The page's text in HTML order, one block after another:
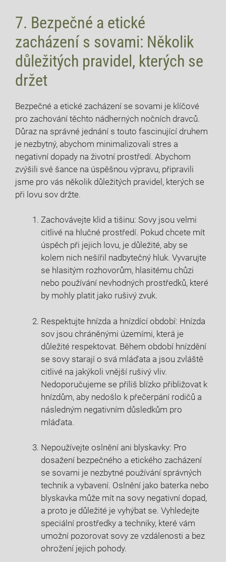
7.⁤ Bezpečné a etické
zacházení s sovami: Několik
důležitých ⁤pravidel, kterých ⁢se
držet
Bezpečné a etické zacházení se sovami‍ je klíčové
pro zachování těchto⁤ nádherných nočních ⁣dravců.
‍Důraz na správné jednání ​s touto fascinující druhem
je nezbytný, abychom minimalizovali stres a​
negativní dopady‌ na životní prostředí. ‌Abychom
zvýšili ⁣své šance na​ úspěšnou ‌výpravu, ‍připravili
jsme​ pro vás několik důležitých pravidel, kterých ‌se
při lovu⁤ sov držte.
Zachovávejte ⁢klid a tišinu: Sovy ⁤jsou velmi​
citlivé na hlučné prostředí. Pokud chcete ‍mít
úspěch při jejich lovu, ‌je důležité, aby ​se
kolem nich nešířil ‍nadbytečný hluk.​ Vyvarujte
‌se hlasitým rozhovorům, hlasitému chůzi
nebo používání nevhodných prostředků, které
⁤by⁤ mohly⁢ platit jako rušivý zvuk.
Respektujte hnízda a ‌hnízdící ⁤období: Hnízda
sov jsou ‍chráněnými územími, která ⁤je
důležité respektovat. Během období ​hnízdění
⁤se⁤ sovy‌ starají o svá ⁤mláďata a jsou zvláště
citlivé ‌na ⁤jakýkoli vnější rušivý vliv.
Nedoporučujeme se příliš blízko přibližovat k
hnízdům, ‌aby nedošlo k‍ přečerpání rodičů a
následným ‌negativním⁢ důsledkům​ pro⁢
mláďata.
Nepoužívejte oslnění ‌ani blyskavky: Pro
dosažení bezpečného a etického zacházení
se sovami je nezbytné používání správných
⁣technik a vybavení. ⁢Oslnění jako baterka nebo
⁤blyskavka ⁤může mít na sovy negativní dopad,
a‌ proto je důležité ​je vyhýbat se. ‌Vyhledejte
speciální prostředky a ‌techniky, které ‍vám
umožní pozorovat sovy ze ⁤vzdálenosti a ⁣bez
ohrožení jejich⁣ pohody.